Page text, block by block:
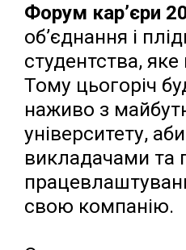
Форум кар’єри
об’єднання і
студентства, яке
Тому цьогоріч
наживо з
університету,
викладачами та
свою компанію.